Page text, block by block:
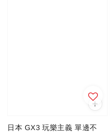
日本 GX3 玩樂主義 單邊不